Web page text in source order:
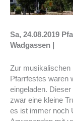
Sa, 24.08.2019
Wadgassen |
Zur musikalischen
Pfarrfestes waren
eingeladen.
zwar eine kleine
es ist immer noch